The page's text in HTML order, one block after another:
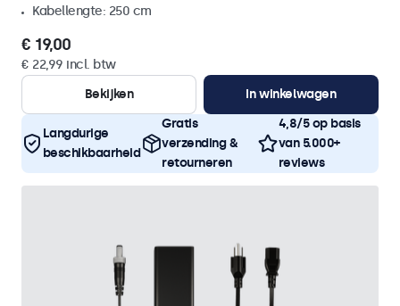
Kabellengte: 250 cm
€ 19,00
€ 22,99 incl. btw
Bekijken
In winkelwagen
Langdurige
beschikbaarheid
Gratis
verzending &
retourneren
4,8/5 op basis
van 5.000+
reviews